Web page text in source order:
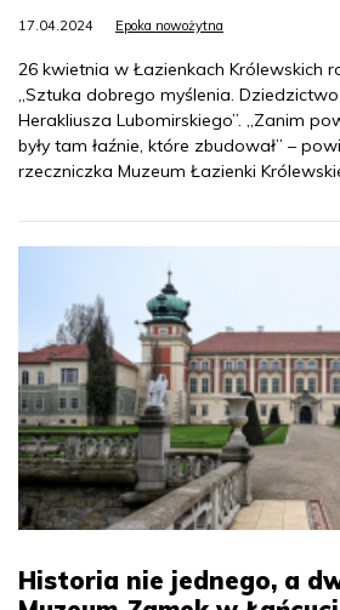
17.04.2024 Epoka nowożytna
26 kwietnia w Łazienkach Królewskich
„Sztuka dobrego myślenia.
Herakliusza Lubomirskiego”. „Zanim
były tam łaźnie, które zbudował” –
rzeczniczka Muzeum Łazienki
Historia nie jednego, a